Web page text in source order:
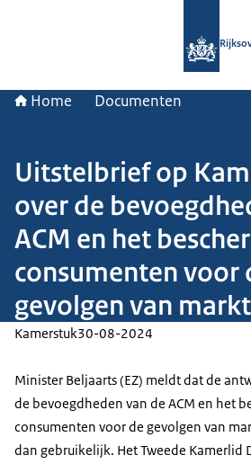
Home Documenten
Uitstelbrief op
over de
ACM en het
consumenten voor
gevolgen van
Kamerstuk30-08-2024
Minister Beljaarts (EZ) meldt dat de
de bevoegdheden van de ACM en het
consumenten voor de gevolgen van
dan gebruikelijk. Het Tweede Kamerlid